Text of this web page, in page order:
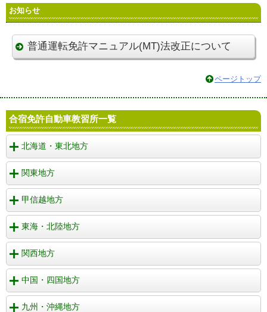
お知らせ
普通運転免許マニュアル(MT)法改正について
ページトップ
合宿免許自動車教習所一覧
北海道・東北地方
関東地方
甲信越地方
東海・北陸地方
関西地方
中国・四国地方
九州・沖縄地方